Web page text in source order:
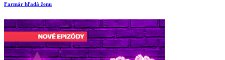
Farmár hľadá ženu